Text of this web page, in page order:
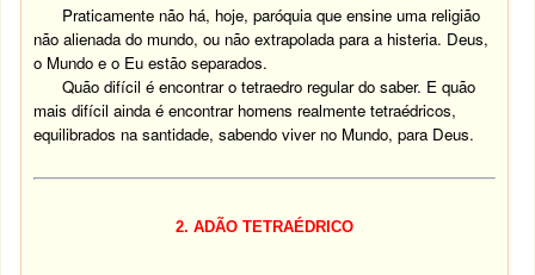
Praticamente não há, hoje, paróquia que ensine uma religião
não alienada do mundo, ou não extrapolada para a histeria. Deus,
o Mundo e o Eu estão separados.
Quão difícil é encontrar o tetraedro regular do saber. E quão
mais difícil ainda é encontrar homens realmente tetraédricos,
equilibrados na santidade, sabendo viver no Mundo, para Deus.
2. ADÃO TETRAÉDRICO